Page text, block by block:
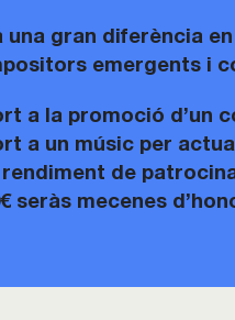
una gran diferència
emergents i
a la promoció d’un
a un músic per
rendiment de
€ seràs mecenes